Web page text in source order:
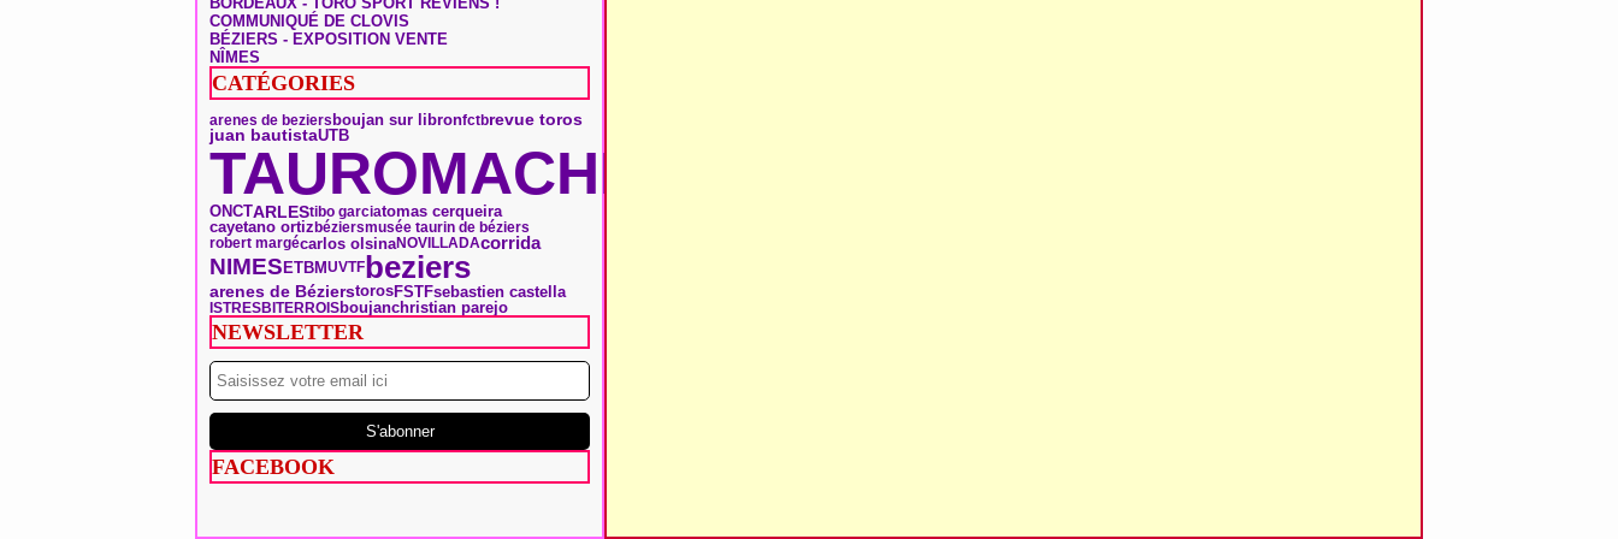
COMMUNIQUÉ DE CLOVIS
BÉZIERS - EXPOSITION VENTE
NÎMES
CATÉGORIES
arenes de beziers boujan sur libronfctbrevue toros
juan bautistaUTB
TAUROMACHIE
ONCTARLEStibo garciatomas cerqueira
cayetano ortiz béziersmusée taurin de béziers
robert margécarlos olsinaNOVILLADAcorrida
NIMESETBMUVTFbeziers
arenes de BézierstorosFSTFsebastien castella
ISTRESBITERROISboujanchristian parejo
NEWSLETTER
FACEBOOK